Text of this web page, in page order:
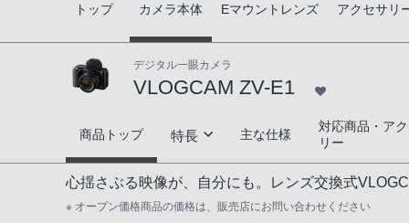
トップ カメラ本体 Eマウントレンズ アクセサリ
デジタル一眼カメラ
VLOGCAM ZV-E1
VLOGCAM ZV-E1
商品トップ 特長
主役を引き立てる映像表現
主な仕様
対応商品・ア
リー
心揺さぶる映像が、自分にも。レンズ交換式
※ オープン価格商品の価格は、販売店にお問い合わせください